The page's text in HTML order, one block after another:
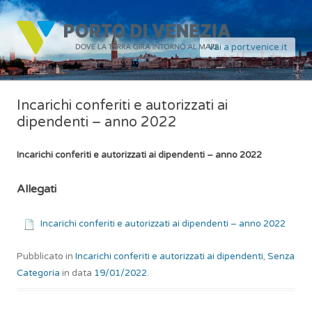
Vai a port.venice.it
Incarichi conferiti e autorizzati ai
dipendenti – anno 2022
Incarichi conferiti e autorizzati ai dipendenti – anno 2022
Allegati
Incarichi conferiti e autorizzati ai dipendenti – anno 2022
Pubblicato in Incarichi conferiti e autorizzati ai dipendenti, Senza
Categoria in data 19/01/2022.